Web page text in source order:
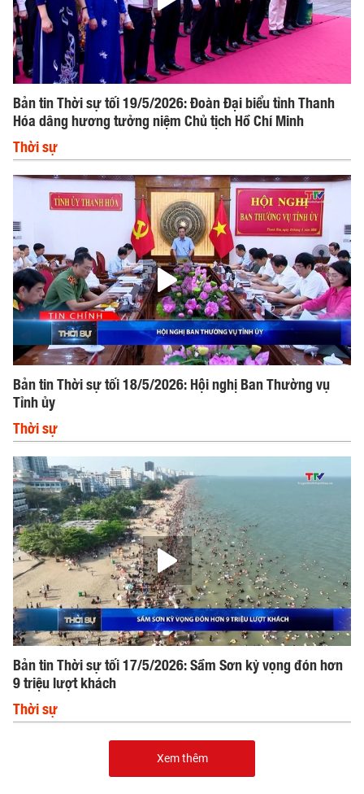
Bản tin Thời sự tối 19/5/2026: Đoàn Đại biểu tỉnh Thanh
Hóa dâng hương tưởng niệm Chủ tịch Hồ Chí Minh
Thời sự
Bản tin Thời sự tối 18/5/2026: Hội nghị Ban Thường vụ
Tỉnh ủy
Thời sự
Bản tin Thời sự tối 17/5/2026: Sầm Sơn kỳ vọng đón hơn
9 triệu lượt khách
Thời sự
Xem thêm